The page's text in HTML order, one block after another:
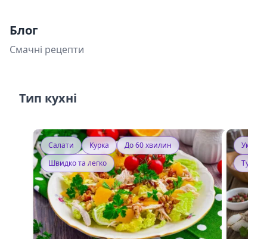
Блог
Смачні рецепти
Тип кухні
Салати Курка
До 60 хвилин
Швидко та легко